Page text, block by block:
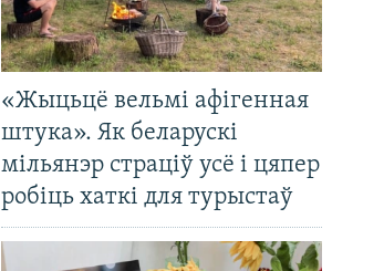
«Жыцьцё вельмі афігенная
штука». Як беларускі
мільянэр страціў усё і цяпер
робіць хаткі для турыстаў